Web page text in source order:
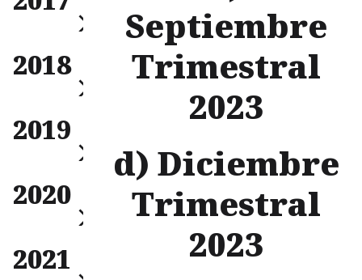
Anual
Trimestral
Anual
2018
Trimestral
Anual
2019
Trimestral
Anual
2020
Trimestral
Anual
2021
Septiembre
Trimestral
2023
d) Diciembre
Trimestral
2023